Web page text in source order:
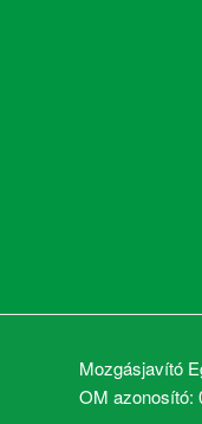
Mozgásjavító
OM azonosító: